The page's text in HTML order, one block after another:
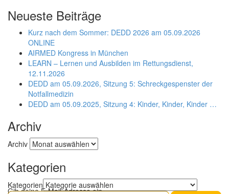
Neueste Beiträge
Kurz nach dem Sommer: DEDD 2026 am 05.09.2026
ONLINE
AIRMED Kongress in München
LEARN – Lernen und Ausbilden im Rettungsdienst,
12.11.2026
DEDD am 05.09.2026, Sitzung 5: Schreckgespenster der
Notfallmedizin
DEDD am 05.09.2025, Sitzung 4: Kinder, Kinder, Kinder …
Archiv
Archiv
Kategorien
Kategorien
Gib deine E-Mail-Adresse ein ...